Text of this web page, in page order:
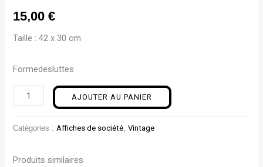
15,00€
Taille : 42 x 30 cm
Formedesluttes
AJOUTER AU PANIER
Catégories : Affiches de société ,Vintage
Produits similaires